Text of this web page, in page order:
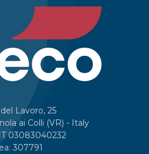
Lavoro, 25
ai Colli (VR) - Italy
03083040232
307791